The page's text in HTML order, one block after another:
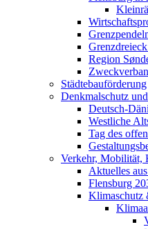
Region
Städtebauförderung
Denkmalschutz
Deutsch-
Westliche
Tag des
Verkehr, Mobilität,
Aktuelles
Flensburg
Klimaschutz